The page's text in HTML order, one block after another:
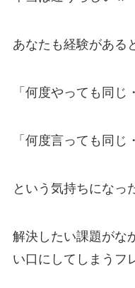
あなたも経験がある
「何度やっても同じ
「何度言っても同じ
という気持ちになっ
解決したい課題がな
い口にしてしまうフ